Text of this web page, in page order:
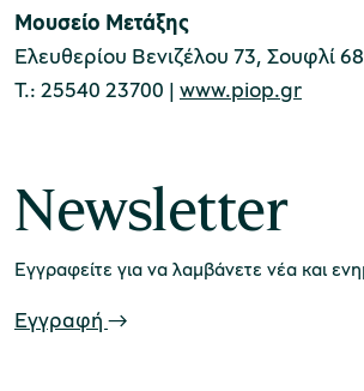
Μουσείο Μετάξης
Ελευθερίου Βενιζέλου 73, Σουφλί
Τ.: 25540 23700 | www.piop.gr
Newsletter
Εγγραφείτε για να λαμβάνετε νέα και
Εγγραφή